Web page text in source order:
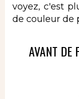
voyez, c'est
de couleur de
AVANT DE